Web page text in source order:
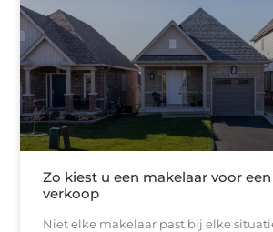
Zo kiest u een makelaar voor
verkoop
Niet elke makelaar past bij elke